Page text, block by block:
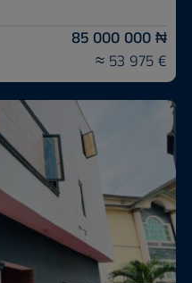
85 000 000 ₦
≈ 53 975 €